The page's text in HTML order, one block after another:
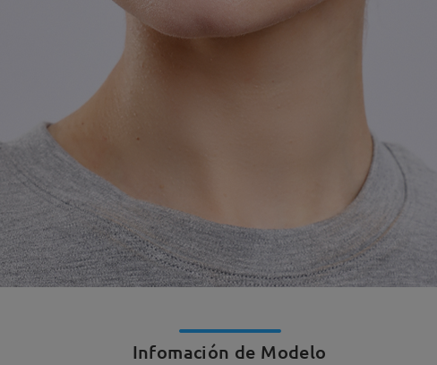
Infomación de Modelo